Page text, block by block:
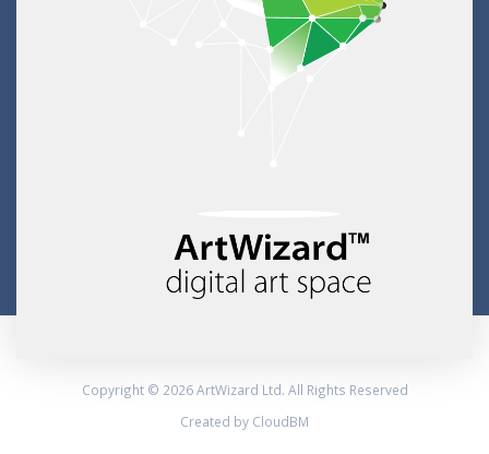
Copyright © 2026 ArtWizard Ltd. All Rights Reserved
Created by CloudBM